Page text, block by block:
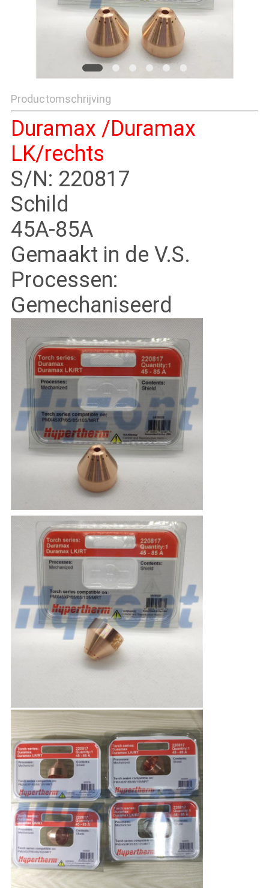
Productomschrijving
Duramax /Duramax
LK/rechts
S/N: 220817
Schild
45A-85A
Gemaakt in de V.S.
Processen:
Gemechaniseerd